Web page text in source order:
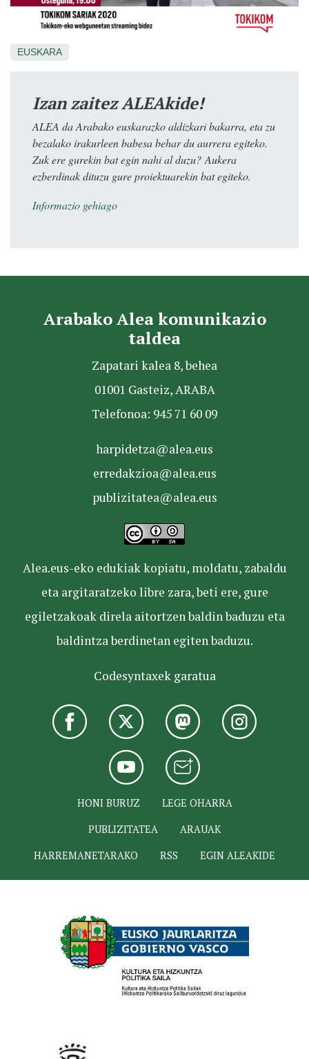
EUSKARA
Izan zaitez ALEAkide!
ALEA da Arabako euskarazko aldizkari bakarra, eta zu
bezalako irakurleen babesa behar du aurrera egiteko.
Zuk ere gurekin bat egin nahi al duzu? Aukera
ezberdinak dituzu gure proiektuarekin bat egiteko.
Informazio gehiago
Arabako Alea komunikazio
taldea
Zapatari kalea 8, behea
01001 Gasteiz, ARABA
Telefonoa: 945 71 60 09
harpidetza@alea.eus
erredakzioa@alea.eus
publizitatea@alea.eus
Alea.eus-eko edukiak kopiatu, moldatu, zabaldu
eta argitaratzeko libre zara, beti ere, gure
egiletzakoak direla aitortzen baldin baduzu eta
baldintza berdinetan egiten baduzu.
Codesyntaxek garatua
HONI BURUZ
LEGE OHARRA
PUBLIZITATEA
ARAUAK
HARREMANETARAKO
RSS EGIN ALEAKIDE